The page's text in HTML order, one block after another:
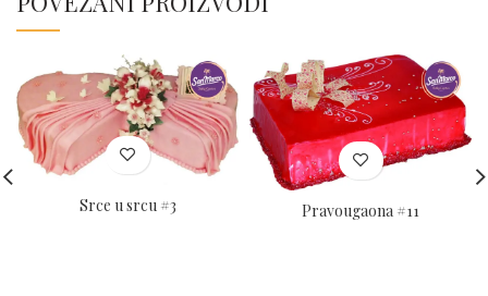
Srce u srcu #3 Pravougaona #11